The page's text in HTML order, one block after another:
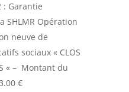
: Garantie
SHLMR Opération
neuve de
sociaux « CLOS
« – Montant du
€